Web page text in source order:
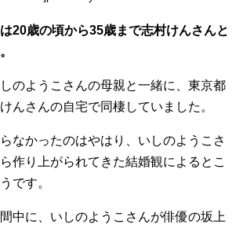
20歳の頃から35歳まで志村けんさんと
のようこさんの母親と一緒に、東京都
んさんの自宅で同棲していました。
なかったのはやはり、いしのようこさ
作り上がられてきた結婚観によるとこ
です。
中に、いしのようこさんが俳優の坂上